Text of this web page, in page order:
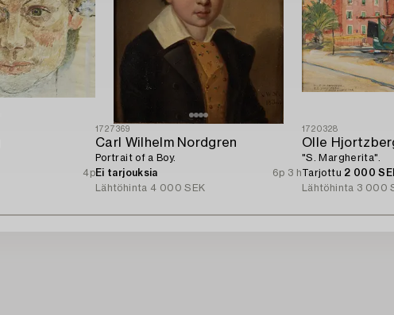
4p
1727369
Carl Wilhelm Nordgren
Portrait of a Boy.
Ei tarjouksia
6p 3 h
Lähtöhinta 4 000 SEK
1720328
Olle
"S. Margherita".
Tarjottu 2 000
Lähtöhinta 3 000